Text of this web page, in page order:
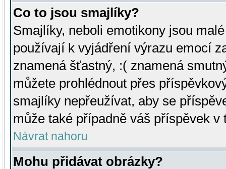
Co to jsou smajlíky?
Smajlíky, neboli emotikony jsou
používají k vyjádření výrazu emocí
znamená šťastný, :( znamená
můžete prohlédnout přes
smajlíky nepřeužívat, aby se
může také případně váš příspěvek v
Návrat nahoru
Mohu přidávat obrázky?